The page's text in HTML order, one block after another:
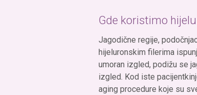
Gde koristimo
Jagodične regije,
hijeluronskim filerima
umoran izgled, podižu se
izgled. Kod iste
aging procedure koje su